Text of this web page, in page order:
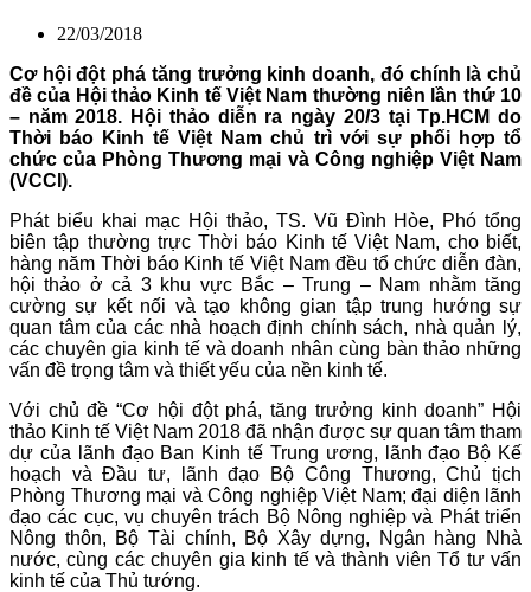
22/03/2018
Cơ hội đột phá tăng trưởng kinh doanh, đó chính là chủ
đề của Hội thảo Kinh tế Việt Nam thường niên lần thứ 10
– năm 2018. Hội thảo diễn ra ngày 20/3 tại Tp.HCM do
Thời báo Kinh tế Việt Nam chủ trì với sự phối hợp tổ
chức của Phòng Thương mại và Công nghiệp Việt Nam
(VCCI).
Phát biểu khai mạc Hội thảo, TS. Vũ Đình Hòe, Phó tổng
biên tập thường trực Thời báo Kinh tế Việt Nam, cho biết,
hàng năm Thời báo Kinh tế Việt Nam đều tổ chức diễn đàn,
hội thảo ở cả 3 khu vực Bắc – Trung – Nam nhằm tăng
cường sự kết nối và tạo không gian tập trung hướng sự
quan tâm của các nhà hoạch định chính sách, nhà quản lý,
các chuyên gia kinh tế và doanh nhân cùng bàn thảo những
vấn đề trọng tâm và thiết yếu của nền kinh tế.
Với chủ đề “Cơ hội đột phá, tăng trưởng kinh doanh” Hội
thảo Kinh tế Việt Nam 2018 đã nhận được sự quan tâm tham
dự của lãnh đạo Ban Kinh tế Trung ương, lãnh đạo Bộ Kế
hoạch và Đầu tư, lãnh đạo Bộ Công Thương, Chủ tịch
Phòng Thương mại và Công nghiệp Việt Nam; đại diện lãnh
đạo các cục, vụ chuyên trách Bộ Nông nghiệp và Phát triển
Nông thôn, Bộ Tài chính, Bộ Xây dựng, Ngân hàng Nhà
nước, cùng các chuyên gia kinh tế và thành viên Tổ tư vấn
kinh tế của Thủ tướng.